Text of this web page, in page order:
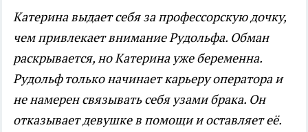
Катерина выдает себя за профессорскую дочку,
чем привлекает внимание Рудольфа. Обман
раскрывается, но Катерина уже беременна.
Рудольф только начинает карьеру оператора и
не намерен связывать себя узами брака. Он
отказывает девушке в помощи и оставляет её.